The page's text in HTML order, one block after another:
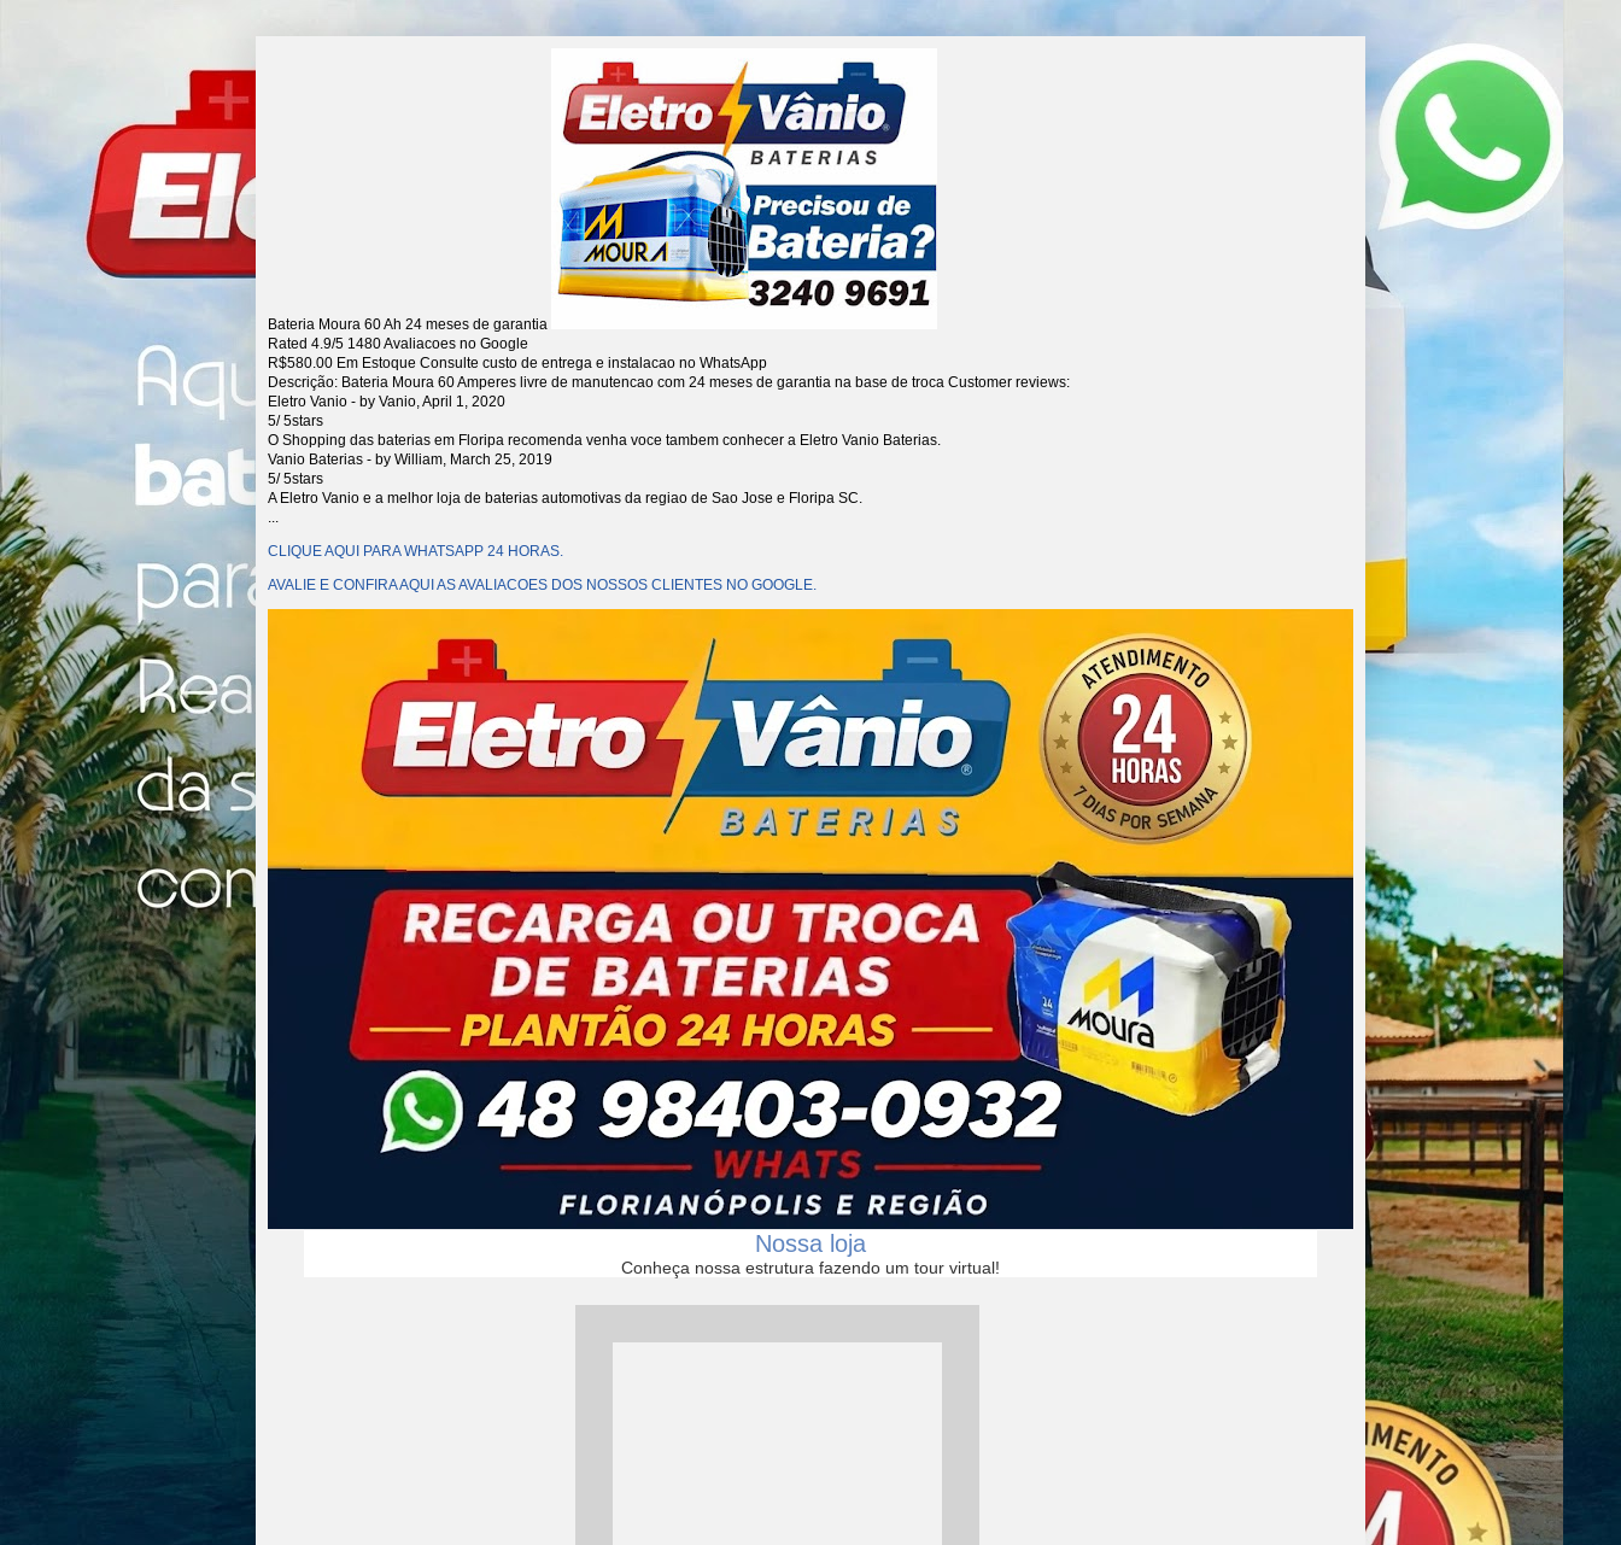
Bateria Moura 60 Ah 24 meses de garantia
Rated 4.9/5 1480Avaliacoes no Google
R$580.00 Em Estoque Consulte custo de entrega e instalacao no WhatsApp
Descrição: Bateria Moura 60 Amperes livre de manutencao com 24 meses de garantia na base de troca Customer reviews:
Eletro Vanio - by Vanio,April 1, 2020
5/5stars
O Shopping das baterias em Floripa recomenda venha voce tambem conhecer a Eletro Vanio Baterias.
Vanio Baterias - by William, March 25, 2019
5/5stars
A Eletro Vanio e a melhor loja de baterias automotivas da regiao de Sao Jose e Floripa SC.
...
CLIQUE AQUI PARA WHATSAPP 24 HORAS.
AVALIE E CONFIRA AQUI AS AVALIACOES DOS NOSSOS CLIENTES NO GOOGLE.
Nossa loja
Conheça nossa estrutura fazendo um tour virtual!